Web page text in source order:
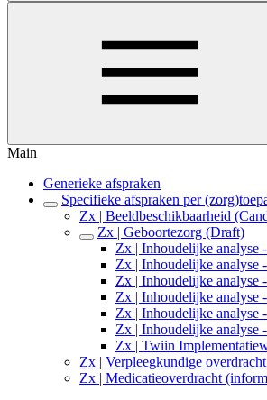
Main
Generieke afspraken
Specifieke afspraken per
Zx | Beeldbeschikbaarheid
Zx | Geboortezorg (Draft)
Zx | Inhoudelijke analyse
Zx | Inhoudelijke analyse
Zx | Inhoudelijke analyse
Zx | Inhoudelijke analyse
Zx | Inhoudelijke analyse
Zx | Inhoudelijke analyse
Zx | Twiin
Zx | Verpleegkundige
Zx | Medicatieoverdracht